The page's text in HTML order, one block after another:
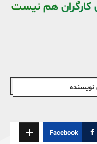
کارگران هم نیست
نویسندە
Facebook